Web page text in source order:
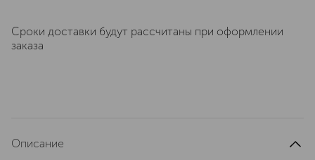
Сроки доставки будут рассчитаны при оформлении
заказа
Описание